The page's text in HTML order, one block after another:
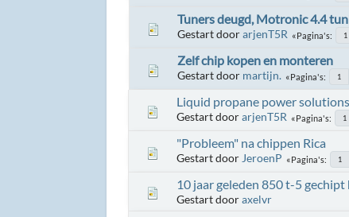
Tuners deugd, Motronic 4.4
Gestart doorarjenT5R Pagina's 1
Zelf chip kopen en monteren
Gestart door martijn. Pagina's 1
Liquid propane power
Gestart doorarjenT5R Pagina's 1
"Probleem" na chippen Rica
Gestart door JeroenP Pagina's 1
10 jaar geleden 850 t-5 gechipt
Gestart dooraxelvr